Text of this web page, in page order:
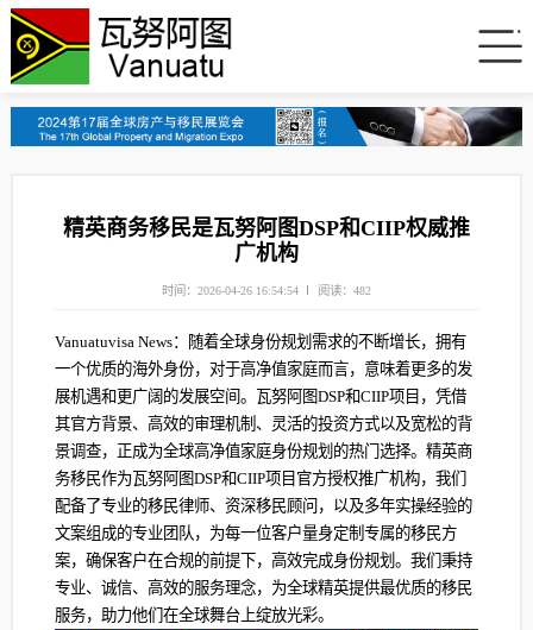
精英商务移民是瓦努阿图DSP和CIIP权威推
广机构
时间：2026-04-26 16:54:54 阅读：482
Vanuatuvisa News：随着全球身份规划需求的不断增长，拥有
一个优质的海外身份，对于高净值家庭而言，意味着更多的发
展机遇和更广阔的发展空间。瓦努阿图DSP和CIIP项目，凭借
其官方背景、高效的审理机制、灵活的投资方式以及宽松的背
景调查，正成为全球高净值家庭身份规划的热门选择。精英商
务移民作为瓦努阿图DSP和CIIP项目官方授权推广机构，我们
配备了专业的移民律师、资深移民顾问，以及多年实操经验的
文案组成的专业团队，为每一位客户量身定制专属的移民方
案，确保客户在合规的前提下，高效完成身份规划。我们秉持
专业、诚信、高效的服务理念，为全球精英提供最优质的移民
服务，助力他们在全球舞台上绽放光彩。